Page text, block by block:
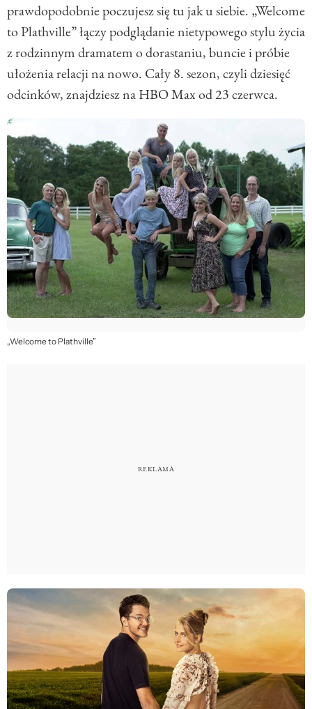
prawdopodobnie poczujesz się tu jak u siebie. „Welcome
to Plathville” łączy podglądanie nietypowego stylu życia
z rodzinnym dramatem o dorastaniu, buncie i próbie
ułożenia relacji na nowo. Cały 8. sezon, czyli dziesięć
odcinków, znajdziesz na HBO Max od 23 czerwca.
„Welcome to Plathville”